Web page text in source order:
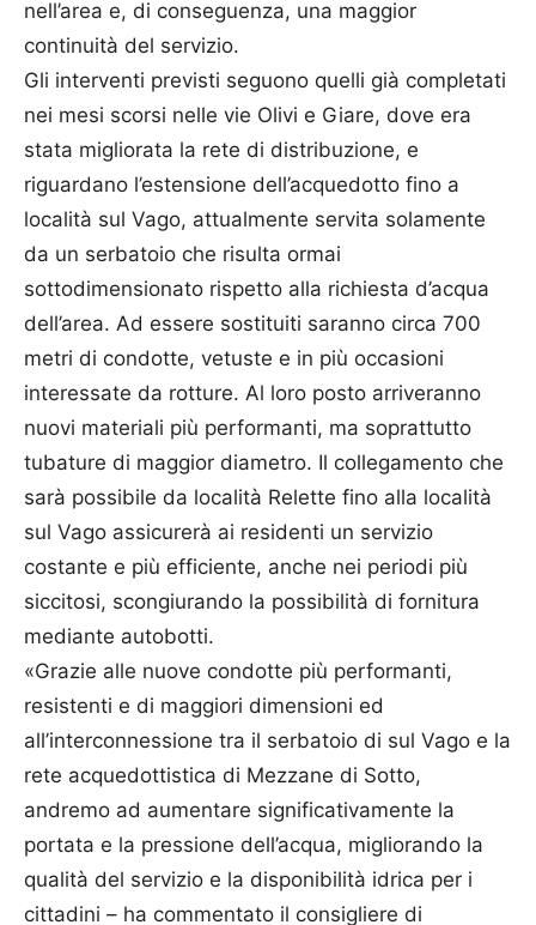
nell’area e, di conseguenza, una maggior
continuità del servizio.
Gli interventi previsti seguono quelli già completati
nei mesi scorsi nelle vie Olivi e Giare, dove era
stata migliorata la rete di distribuzione, e
riguardano l’estensione dell’acquedotto fino a
località sul Vago, attualmente servita solamente
da un serbatoio che risulta ormai
sottodimensionato rispetto alla richiesta d’acqua
dell’area. Ad essere sostituiti saranno circa 700
metri di condotte, vetuste e in più occasioni
interessate da rotture. Al loro posto arriveranno
nuovi materiali più performanti, ma soprattutto
tubature di maggior diametro. Il collegamento che
sarà possibile da località Relette fino alla località
sul Vago assicurerà ai residenti un servizio
costante e più efficiente, anche nei periodi più
siccitosi, scongiurando la possibilità di fornitura
mediante autobotti.
«Grazie alle nuove condotte più performanti,
resistenti e di maggiori dimensioni ed
all’interconnessione tra il serbatoio di sul Vago e la
rete acquedottistica di Mezzane di Sotto,
andremo ad aumentare significativamente la
portata e la pressione dell’acqua, migliorando la
qualità del servizio e la disponibilità idrica per i
cittadini – ha commentato il consigliere di